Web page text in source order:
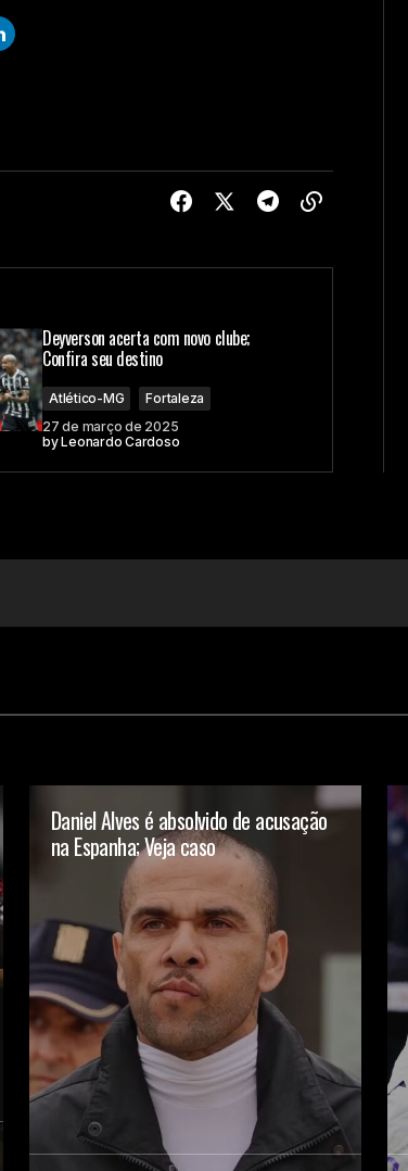
Deyverson acerta com novo clube;
Confira seu destino
Atlético-MG
Fortaleza
27 de março de 2025
byLeonardo Cardoso
Daniel Alves é absolvido de acusação
na Espanha; Veja caso